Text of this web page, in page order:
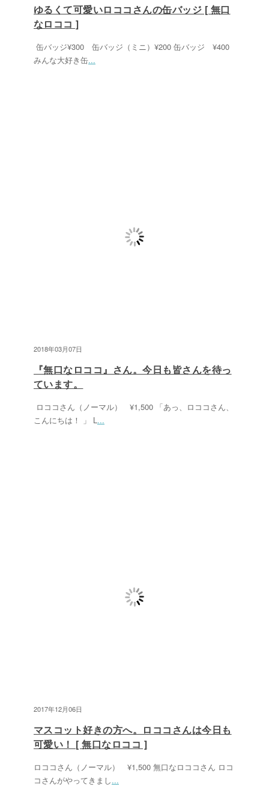
ゆるくて可愛いロココさんの缶バッジ [ 無口
なロココ ]
缶バッジ¥300 缶バッジ（ミニ）¥200 缶バッジ ¥400
みんな大好き缶...
2018年03月07日
『無口なロココ』さん。今日も皆さんを待っ
ています。
ロココさん（ノーマル） ¥1,500 「あっ、ロココさん、
こんにちは！ 」 L...
2017年12月06日
マスコット好きの方へ。ロココさんは今日も
可愛い！ [ 無口なロココ ]
ロココさん（ノーマル） ¥1,500 無口なロココさん ロコ
コさんがやってきまし...